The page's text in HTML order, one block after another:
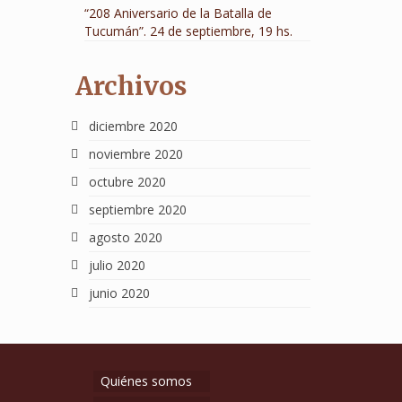
“208 Aniversario de la Batalla de
Tucumán”. 24 de septiembre, 19 hs.
Archivos
diciembre 2020
noviembre 2020
octubre 2020
septiembre 2020
agosto 2020
julio 2020
junio 2020
Quiénes somos